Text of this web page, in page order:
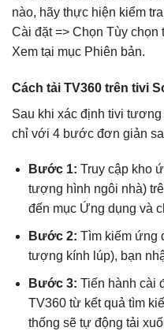
nào, hãy thực hiện kiểm
Cài đặt => Chọn Tùy
Xem tại mục Phiên bản.
Cách tải TV360 trên tivi
Sau khi xác định tivi
chỉ với 4 bước đơn giản
Bước 1: Truy cập kho
tượng hình ngôi nhà)
đến mục Ứng dụng và
Bước 2: Tìm kiếm ứng
tượng kính lúp), bạn
Bước 3: Tiến hành cài
TV360 từ kết quả tìm
thống sẽ tự động tải